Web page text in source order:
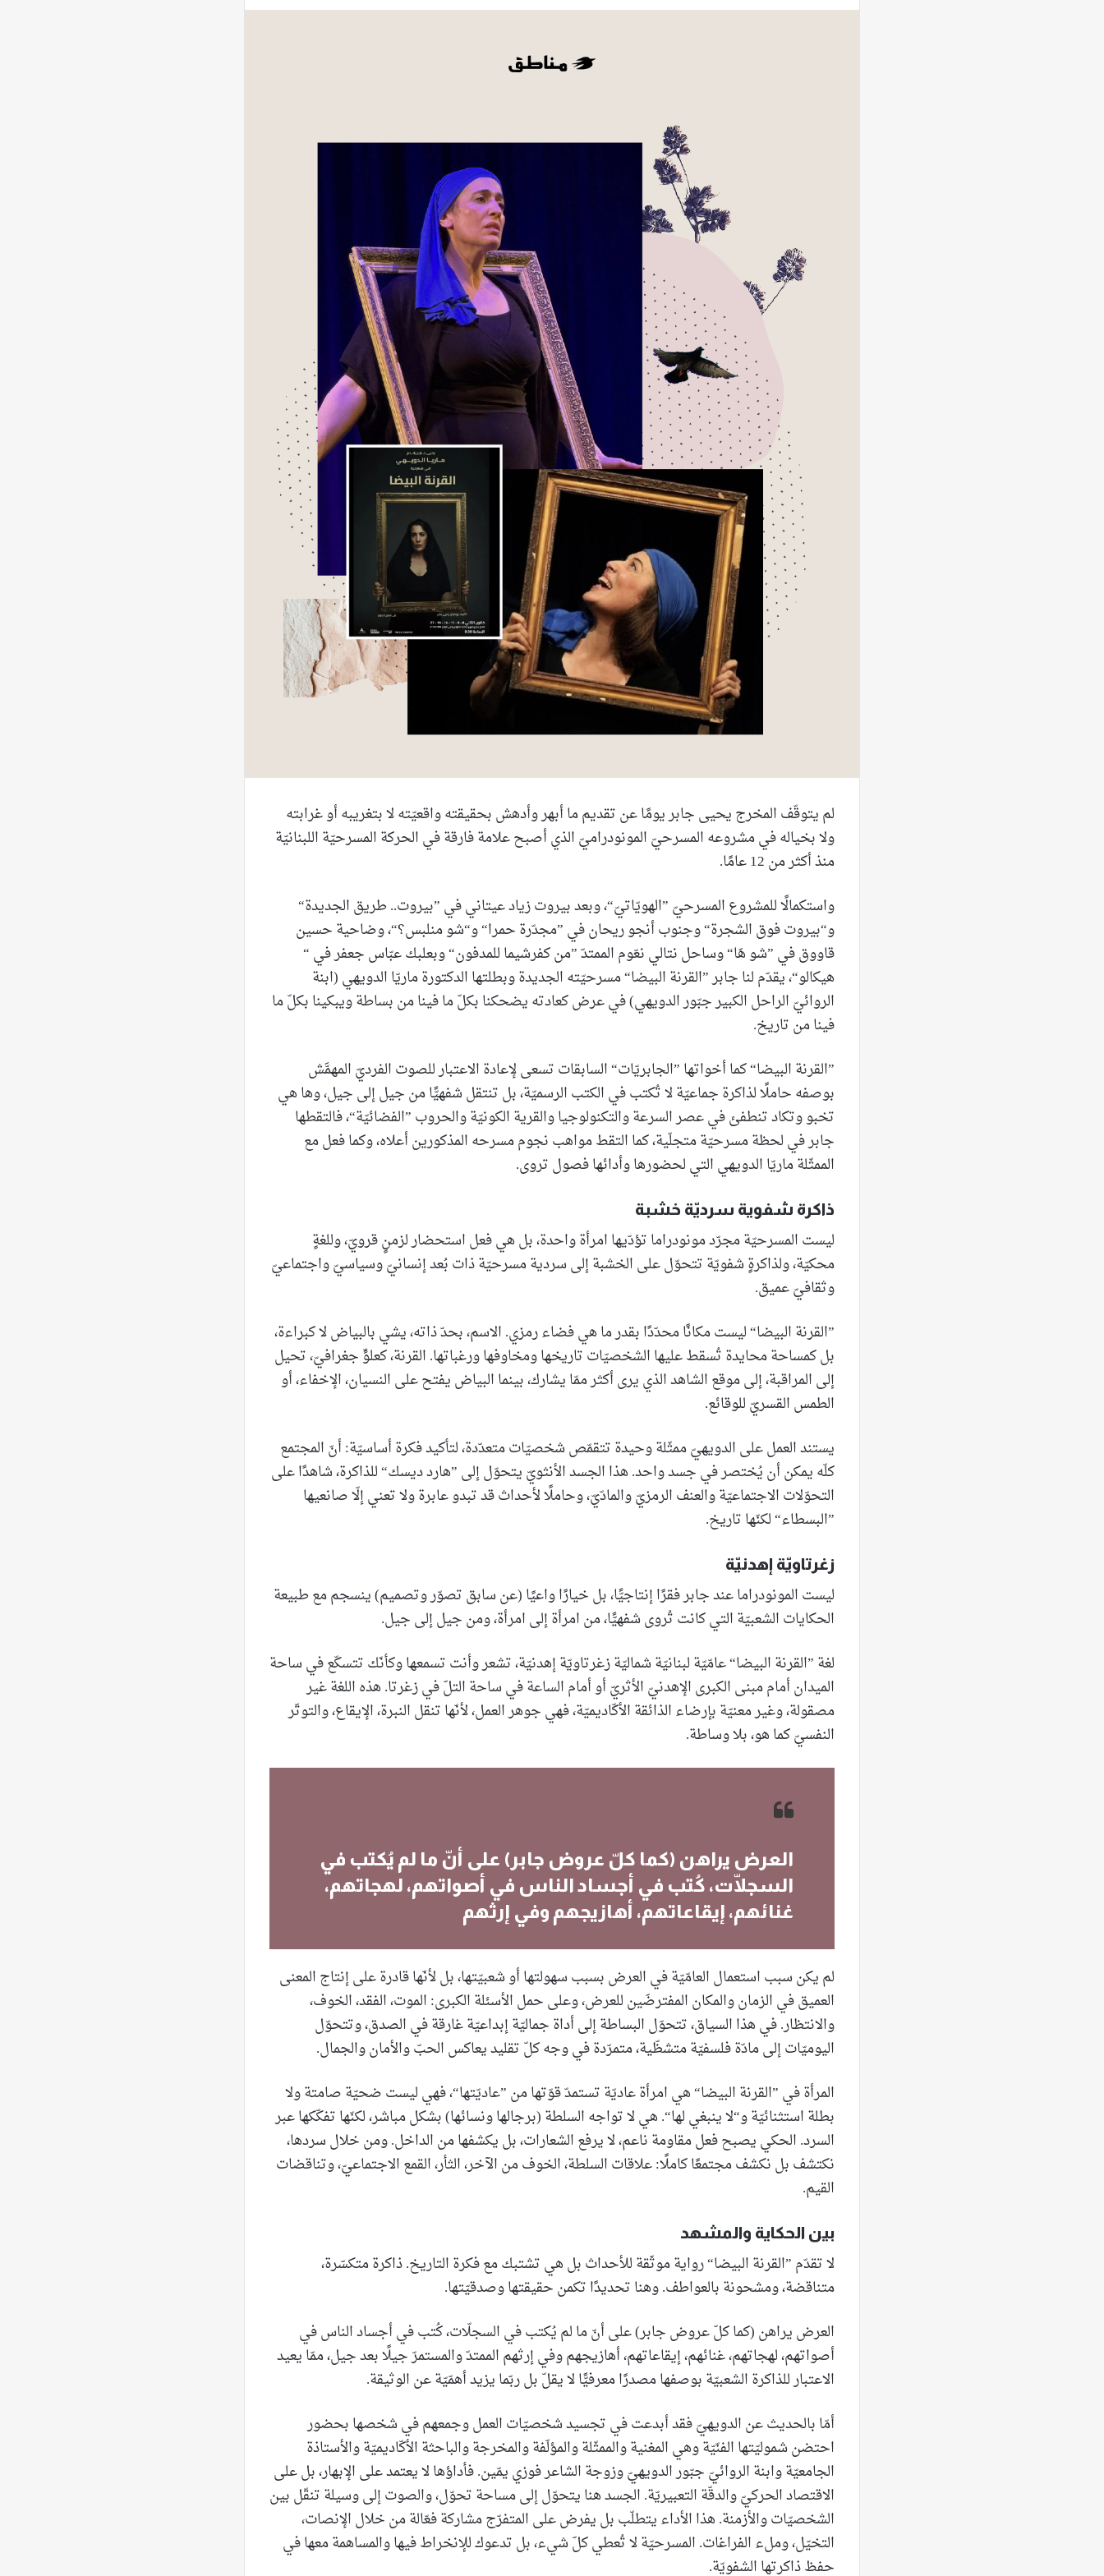
لم يتوقّف المخرج يحيى جابر يومًا عن تقديم ما أبهر وأدهش بحقيقته واقعيّته لا بتغريبه أو غرابته
ولا بخياله في مشروعه المسرحيّ المونودراميّ الذي أصبح علامة فارقة في الحركة المسرحيّة اللبنانيّة
منذ أكثر من 12 عامًا.
واستكمالًا للمشروع المسرحيّ ”الهويّاتيّ“، وبعد بيروت زياد عيتاني في ”بيروت.. طريق الجديدة“
و“بيروت فوق الشجرة“ وجنوب أنجو ريحان في ”مجدّرة حمرا“ و“شو منلبس؟“، وضاحية حسين
قاووق في ”شو هَا“ وساحل نتالي نعّوم الممتدّ ”من كفرشيما للمدفون“ وبعلبك عبّاس جعفر في “
هيكالو“، يقدّم لنا جابر ”القرنة البيضا“ مسرحيّته الجديدة وبطلتها الدكتورة ماريّا الدويهي (ابنة
الروائيّ الراحل الكبير جبّور الدويهي) في عرض كعادته يضحكنا بكلّ ما فينا من بساطة ويبكينا بكلّ ما
فينا من تاريخ.
”القرنة البيضا“ كما أخواتها ”الجابريّات“ السابقات تسعى لإعادة الاعتبار للصوت الفرديّ المهمَّش
بوصفه حاملًا لذاكرة جماعيّة لا تُكتب في الكتب الرسميّة، بل تنتقل شفهيًّا من جيل إلى جيل، وها هي
تخبو وتكاد تنطفئ في عصر السرعة والتكنولوجيا والقرية الكونيّة والحروب ”الفضائيّة“، فالتقطها
جابر في لحظة مسرحيّة متجلّية، كما التقط مواهب نجوم مسرحه المذكورين أعلاه، وكما فعل مع
الممثّلة ماريّا الدويهي التي لحضورها وأدائها فصول تروى.
ذاكرة شفوية سرديّة خشبة
ليست المسرحيّة مجرّد مونودراما تؤدّيها امرأة واحدة، بل هي فعل استحضار لزمنٍ قرويّ، وللغةٍ
محكيّة، ولذاكرةٍ شفويّة تتحوّل على الخشبة إلى سردية مسرحيّة ذات بُعد إنسانيّ وسياسيّ واجتماعيّ
وثقافيّ عميق.
”القرنة البيضا“ ليست مكانًا محدّدًا بقدر ما هي فضاء رمزي. الاسم، بحدّ ذاته، يشي بالبياض لا كبراءة،
بل كمساحة محايدة تُسقط عليها الشخصيّات تاريخها ومخاوفها ورغباتها. القرنة، كعلوٍّ جغرافيّ، تحيل
إلى المراقبة، إلى موقع الشاهد الذي يرى أكثر ممّا يشارك، بينما البياض يفتح على النسيان، الإخفاء، أو
الطمس القسريّ للوقائع.
يستند العمل على الدويهيّ ممثّلة وحيدة تتقمّص شخصيّات متعدّدة، لتأكيد فكرة أساسيّة: أنّ المجتمع
كلّه يمكن أن يُختصر في جسد واحد. هذا الجسد الأنثويّ يتحوّل إلى ”هارد ديسك“ للذاكرة، شاهدًا على
التحوّلات الاجتماعيّة والعنف الرمزيّ والمادّيّ، وحاملًا لأحداث قد تبدو عابرة ولا تعني إلّا صانعيها
”البسطاء“ لكنّها تاريخ.
زغرتاويّة إهدنيّة
ليست المونودراما عند جابر فقرًا إنتاجيًّا، بل خيارًا واعيًا (عن سابق تصوّر وتصميم) ينسجم مع طبيعة
الحكايات الشعبيّة التي كانت تُروى شفهيًّا، من امرأة إلى امرأة، ومن جيل إلى جيل.
لغة ”القرنة البيضا“ عامّيّة لبنانيّة شماليّة زغرتاويّة إهدنيّة، تشعر وأنت تسمعها وكأنّك تتسكّع في ساحة
الميدان أمام مبنى الكبرى الإهدنيّ الأثريّ أو أمام الساعة في ساحة التلّ في زغرتا. هذه اللغة غير
مصقولة، وغير معنيّة بإرضاء الذائقة الأكّاديميّة، فهي جوهر العمل، لأنّها تنقل النبرة، الإيقاع، والتوتّر
النفسيّ كما هو، بلا وساطة.
العرض يراهن (كما كلّ عروض جابر) على أنّ ما لم يُكتب في
السجلّات، كُتب في أجساد الناس في أصواتهم، لهجاتهم،
غنائهم، إيقاعاتهم، أهازيجهم وفي إرثهم
لم يكن سبب استعمال العامّيّة في العرض بسبب سهولتها أو شعبيّتها، بل لأنّها قادرة على إنتاج المعنى
العميق في الزمان والمكان المفترضَين للعرض، وعلى حمل الأسئلة الكبرى: الموت، الفقد، الخوف،
والانتظار. في هذا السياق، تتحوّل البساطة إلى أداة جماليّة إبداعيّة غارقة في الصدق، وتتحوّل
اليوميّات إلى مادّة فلسفيّة متشظّية، متمرّدة في وجه كلّ تقليد يعاكس الحبّ والأمان والجمال.
المرأة في ”القرنة البيضا“ هي امرأة عاديّة تستمدّ قوّتها من ”عاديّتها“، فهي ليست ضحيّة صامتة ولا
بطلة استثنائيّة و“لا ينبغي لها“. هي لا تواجه السلطة (برجالها ونسائها) بشكل مباشر، لكنّها تفكّكها عبر
السرد. الحكي يصبح فعل مقاومة ناعم، لا يرفع الشعارات، بل يكشفها من الداخل. ومن خلال سردها،
نكتشف بل نكشف مجتمعًا كاملًا: علاقات السلطة، الخوف من الآخر، الثأر، القمع الاجتماعيّ، وتناقضات
القيم.
بين الحكاية والمشهد
لا تقدّم ”القرنة البيضا“ رواية موثّقة للأحداث بل هي تشتبك مع فكرة التاريخ. ذاكرة متكسّرة،
متناقضة، ومشحونة بالعواطف. وهنا تحديدًا تكمن حقيقتها وصدقيّتها.
العرض يراهن (كما كلّ عروض جابر) على أنّ ما لم يُكتب في السجلّات، كُتب في أجساد الناس في
أصواتهم، لهجاتهم، غنائهم، إيقاعاتهم، أهازيجهم وفي إرثهم الممتدّ والمستمرّ جيلًا بعد جيل، ممّا يعيد
الاعتبار للذاكرة الشعبيّة بوصفها مصدرًا معرفيًّا لا يقلّ بل ربّما يزيد أهمّيّة عن الوثيقة.
أمّا بالحديث عن الدويهيّ فقد أبدعت في تجسيد شخصيّات العمل وجمعهم في شخصها بحضور
احتضن شموليّتها الفنّيّة وهي المغنية والممثّلة والمؤلّفة والمخرجة والباحثة الأكّاديميّة والأستاذة
الجامعيّة وابنة الروائيّ جبّور الدويهيّ وزوجة الشاعر فوزي يمّين. فأداؤها لا يعتمد على الإبهار، بل على
الاقتصاد الحركيّ والدقّة التعبيريّة. الجسد هنا يتحوّل إلى مساحة تحوّل، والصوت إلى وسيلة تنقّل بين
الشخصيّات والأزمنة. هذا الأداء يتطلّب بل يفرض على المتفرّج مشاركة فعّالة من خلال الإنصات،
التخيّل، وملء الفراغات. المسرحيّة لا تُعطي كلّ شيء، بل تدعوك للإنخراط فيها والمساهمة معها في
حفظ ذاكرتها الشفويّة.